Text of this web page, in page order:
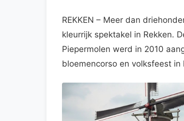
REKKEN – Meer dan
kleurrijk spektakel in Rekken.
Piepermolen werd in 2010
bloemencorso en volksfeest in